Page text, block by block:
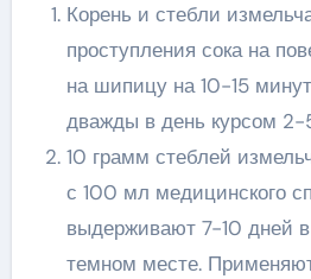
Корень и стебли
проступления сока на
на шипицу на 10-15
дважды в день курсом 2-
10 грамм стеблей
с 100 мл медицинского
выдерживают 7-10 дней
темном месте.